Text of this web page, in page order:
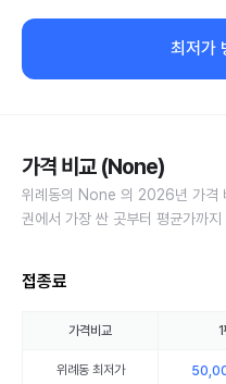
최저가
가격 비교 (None)
위례동의 None 의 2026년 가격
권에서 가장 싼 곳부터 평균가까
접종료
가격비교 1
위례동최저가